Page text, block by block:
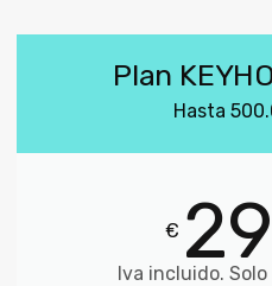
Plan
Hasta
€
Iva incluido.